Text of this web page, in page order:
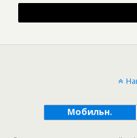
Мобильн.